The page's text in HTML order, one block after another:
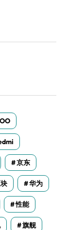
京东
华为
性能
旗舰